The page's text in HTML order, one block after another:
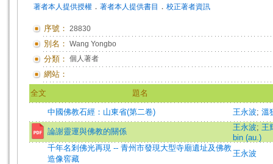
著者本人提供授權 ． 著者本人提供書目 ． 校正著者資訊
序號： 28830
別名： Wang Yongbo
分類： 個人著者
網站：
全文 題名
中國佛教石經：山東省(第二卷) 王永波; 溫
論謝靈運與佛教的關係 王永波; 王
bin (au.)
千年名剎佛光再現 -- 青州市發現大型寺廟遺址及佛教
造像窖藏
王永波